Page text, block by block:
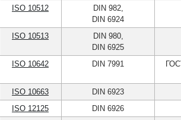
ISO 10512
DIN 982,
DIN 6924
ISO 10513
DIN 980,
DIN 6925
ISO 10642
DIN 7991
ISO 10663
DIN 6923
ISO 12125
DIN 6926